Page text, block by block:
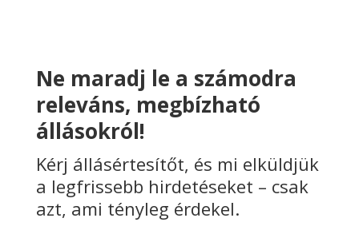
Ne maradj le a számodra
releváns, megbízható
állásokról!
Kérj állásértesítőt, és mi elküldjük
a legfrissebb hirdetéseket – csak
azt, ami tényleg érdekel.